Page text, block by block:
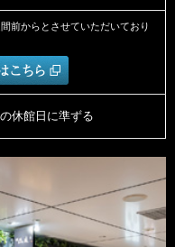
前からとさせていただいており
休館日に準ずる